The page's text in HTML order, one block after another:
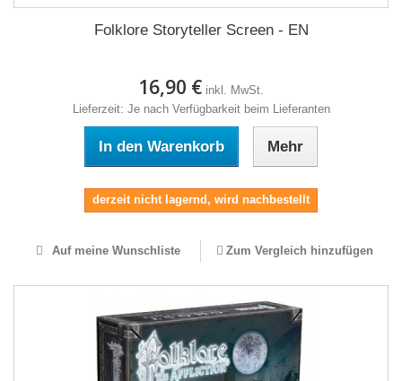
Folklore Storyteller Screen - EN
16,90 € inkl. MwSt.
Lieferzeit: Je nach Verfügbarkeit beim Lieferanten
In den Warenkorb Mehr
derzeit nicht lagernd, wird nachbestellt
Auf meine Wunschliste Zum Vergleich hinzufügen